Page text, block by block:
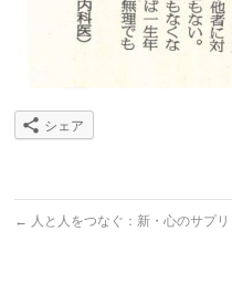
シェア
← 人と人をつなぐ：新・心のサプリ